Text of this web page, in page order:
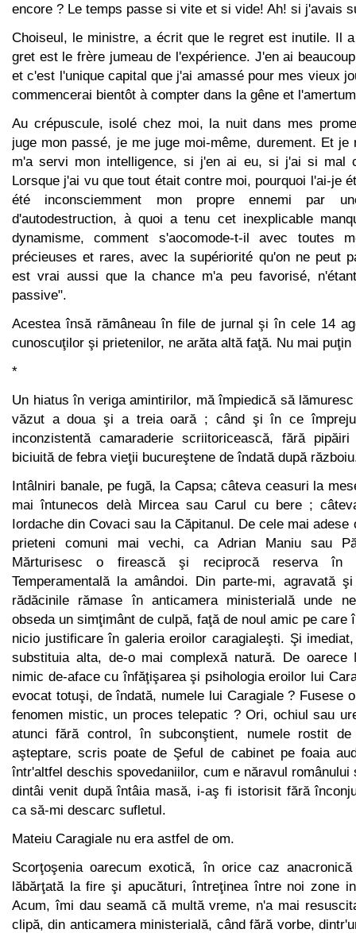
encore ? Le temps passe si vite et si vide! Ah! si j'avais
Choiseul, le ministre, a écrit que le regret est inutile. Il
gret est le frère jumeau de l'expérience. J'en ai
et c'est l'unique capital que j'ai amassé pour mes vieux
com­mencerai bientôt à compter dans la gêne et
Au crépuscule, isolé chez moi, la nuit dans mes
juge mon passé, je me juge moi-même, durement. Et je
m'a servi mon intelligence, si j'en ai eu, si j'ai si mal
Lorsque j'ai vu que tout était contre moi, pourquoi l'ai-je
été inconsciemment mon propre ennemi par
d'autodestruction, à quoi a tenu cet inexpli­cable
dynamisme, comment s'aocomode-t-il avec toutes
précieuses et rares, avec la supériorité qu'on ne peut
est vrai aussi que la chance m'a peu favorisé,
passive".
Acestea însă rămâneau în file de jurnal şi în cele 14
cunoscuţilor şi prietenilor, ne arăta altă faţă. Nu mai
*
Un hiatus în veriga amintirilor, mă împiedică să
văzut a doua şi a treia oară ; când şi în ce
inconzistentă camaraderie scriitoricească, fără
biciuită de febra vieţii bucureştene de îndată după
Intâlniri banale, pe fugă, la Capsa; câteva ceasuri la
mai întunecos delà Mircea sau Carul cu bere ;
Iordache din Covaci sau la Căpitanul. De cele mai
prieteni comuni mai vechi, ca Adrian Maniu sau
Mărturisesc o firească şi reciprocă reserva în
Temperamentală la amândoi. Din parte-mi, agravată
rădăcinile rămase în anticamera ministerială unde
obseda un simţimânt de culpă, faţă de noul amic pe care
nicio justificare în galeria eroilor caragialeşti. Şi
substituia alta, de-o mai complexă natură. De oarece
nimic de-aface cu înfăţişarea şi psihologia eroilor lui
evo­cat totuşi, de îndată, numele lui Caragiale ? Fusese
fenomen mistic, un proces telepatic ? Ori, ochiul sau
atunci fără con­trol, în subconştient, numele rostit
aşteptare, scris poate de Şeful de cabinet pe foaia
într'altfel deschis spovedaniilor, cum e năravul
dintâi venit după întâia masă, i-aş fi isto­risit fără
ca să-mi descarc sufletul.
Mateiu Caragiale nu era astfel de om.
Scorţoşenia oarecum exotică, în orice caz
lăbăr­ţată la fire şi apucături, întreţinea între noi zone
Acum, îmi dau seamă că multă vreme, n'a mai
clipă, din anticamera ministerială, când fără vorbe,